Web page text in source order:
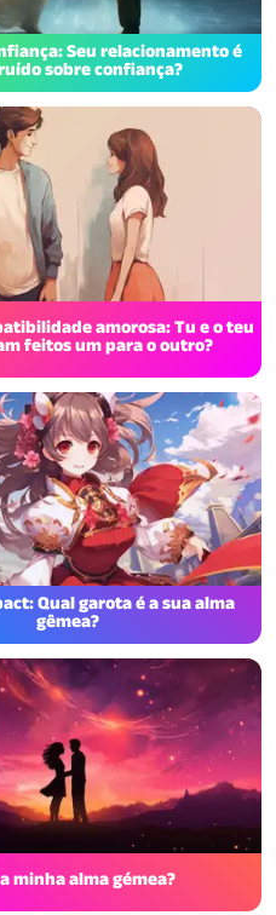
Seu relacionamento é
sobre confiança?
amorosa: Tu e o teu
feitos um para o outro?
Qual garota é a sua alma
gêmea?
minha alma gémea?